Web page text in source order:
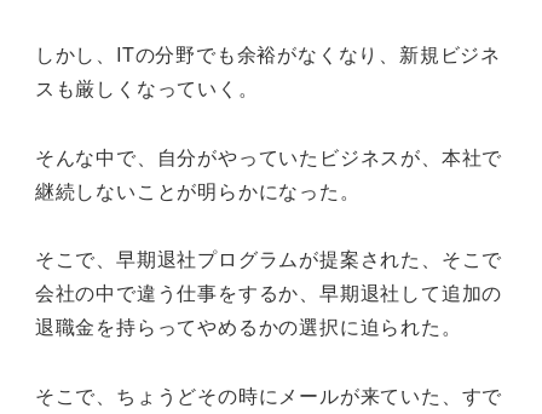
しかし、ITの分野でも余裕がなくなり、新規ビジネ
スも厳しくなっていく。
そんな中で、自分がやっていたビジネスが、本社で
継続しないことが明らかになった。
そこで、早期退社プログラムが提案された、そこで
会社の中で違う仕事をするか、早期退社して追加の
退職金を持らってやめるかの選択に迫られた。
そこで、ちょうどその時にメールが来ていた、すで